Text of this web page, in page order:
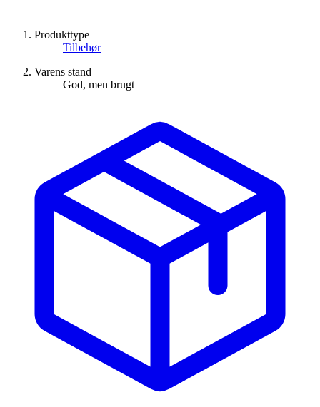
Produkttype
Tilbehør
Varens stand
God, men brugt